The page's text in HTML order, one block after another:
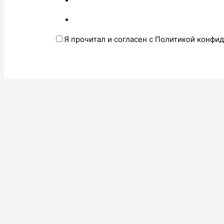
Я прочитал и согласен с Политикой